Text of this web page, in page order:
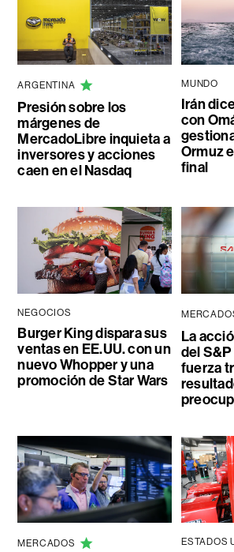
ARGENTINA
Presión sobre los
márgenes de
MercadoLibre inquieta a
inversores y acciones
caen en el Nasdaq
MUNDO
Irán
con
Ormuz
final
NEGOCIOS
Burger King dispara sus
ventas en EE.UU. con un
nuevo Whopper y una
promoción de Star Wars
La
del
fuerza
MERCADOS ESTADOS